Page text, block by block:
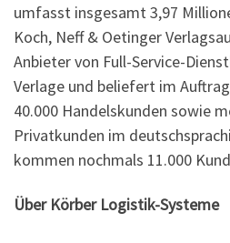
umfasst insgesamt 3,97
Koch, Neff & Oetinger
Anbieter von Full-Service-
Verlage und beliefert im
40.000 Handelskunden sowie
Privatkunden im
kommen nochmals 11.000
Über Körber Logistik-Systeme